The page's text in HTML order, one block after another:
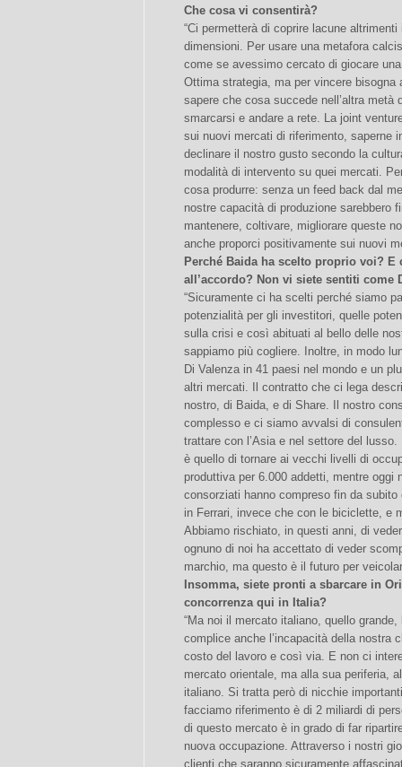
Che cosa vi consentirà?
“Ci permetterà di coprire lacune
dimensioni. Per usare una metafora
come se avessimo cercato di giocare
Ottima strategia, ma per vincere bisogna
sapere che cosa succede nell’altra
smarcarsi e andare a rete. La joint
sui nuovi mercati di riferimento, saperne
declinare il nostro gusto secondo la
modalità di intervento su quei mercati.
cosa produrre: senza un feed back dal
nostre capacità di produzione sarebbero
mantenere, coltivare, migliorare queste
anche proporci positivamente sui nuovi
Perché Baida ha scelto proprio voi? E
all’accordo? Non vi siete sentiti come
“Sicuramente ci ha scelti perché siamo
potenzialità per gli investitori, quelle
sulla crisi e così abituati al bello delle
sappiamo più cogliere. Inoltre, in modo
Di Valenza in 41 paesi nel mondo e un
altri mercati. Il contratto che ci lega
nostro, di Baida, e di Share. Il nostro
complesso e ci siamo avvalsi di
trattare con l’Asia e nel settore del
è quello di tornare ai vecchi livelli di
produttiva per 6.000 addetti, mentre
consorziati hanno compreso fin da
in Ferrari, invece che con le biciclette, e
Abbiamo rischiato, in questi anni, di
ognuno di noi ha accettato di veder
marchio, ma questo è il futuro per
Insomma, siete pronti a sbarcare in
concorrenza qui in Italia?
“Ma noi il mercato italiano, quello
complice anche l’incapacità della nostra
costo del lavoro e così via. E non ci
mercato orientale, ma alla sua periferia,
italiano. Si tratta però di nicchie
facciamo riferimento è di 2 miliardi di
di questo mercato è in grado di far
nuova occupazione. Attraverso i nostri
clienti che saranno sicuramente